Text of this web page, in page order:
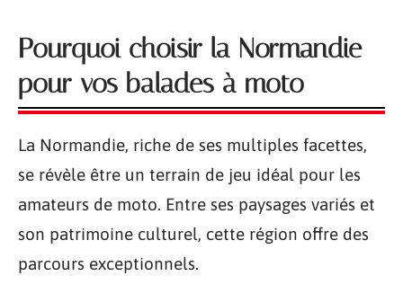
Pourquoi choisir la Normandie
pour vos balades à moto
La Normandie, riche de ses multiples facettes,
se révèle être un terrain de jeu idéal pour les
amateurs de moto. Entre ses paysages variés et
son patrimoine culturel, cette région offre des
parcours exceptionnels.